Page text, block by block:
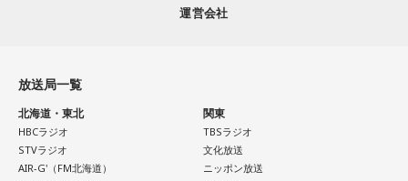
運営会社
放送局一覧
北海道・東北
HBCラジオ
STVラジオ
AIR-G'（FM北海道）
関東
TBSラジオ
文化放送
ニッポン放送